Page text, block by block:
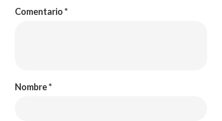
Comentario*
Nombre*